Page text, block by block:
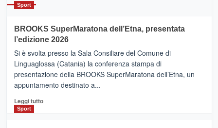
con
la
Al
via
i
collegamenti
Sport
BROOKS SuperMaratona dell’Etna, presentata
l’edizione 2026
Si è svolta presso la Sala Consiliare del Comune di
Linguaglossa (Catania) la conferenza stampa di
presentazione della BROOKS SuperMaratona dell’Etna, un
appuntamento destinato a...
Leggi tuttoLeggi
Sport